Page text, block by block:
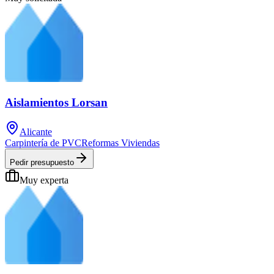
Aislamientos Lorsan
Alicante
Carpintería de PVCReformas Viviendas
Pedir presupuesto
Muy experta